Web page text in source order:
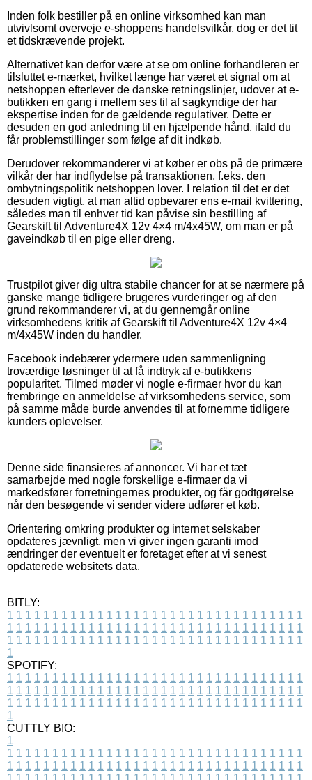
Inden folk bestiller på en online virksomhed kan man
utvivlsomt overveje e-shoppens handelsvilkår, dog er det tit
et tidskrævende projekt.
Alternativet kan derfor være at se om online forhandleren er
tilsluttet e-mærket, hvilket længe har været et signal om at
netshoppen efterlever de danske retningslinjer, udover at e-
butikken en gang i mellem ses til af sagkyndige der har
ekspertise inden for de gældende regulativer. Dette er
desuden en god anledning til en hjælpende hånd, ifald du
får problemstillinger som følge af dit indkøb.
Derudover rekommanderer vi at køber er obs på de primære
vilkår der har indflydelse på transaktionen, f.eks. den
ombytningspolitik netshoppen lover. I relation til det er det
desuden vigtigt, at man altid opbevarer ens e-mail kvittering,
således man til enhver tid kan påvise sin bestilling af
Gearskift til Adventure4X 12v 4×4 m/4x45W, om man er på
gaveindkøb til en pige eller dreng.
Trustpilot giver dig ultra stabile chancer for at se nærmere på
ganske mange tidligere brugeres vurderinger og af den
grund rekommanderer vi, at du gennemgår online
virksomhedens kritik af Gearskift til Adventure4X 12v 4×4
m/4x45W inden du handler.
Facebook indebærer ydermere uden sammenligning
troværdige løsninger til at få indtryk af e-butikkens
popularitet. Tilmed møder vi nogle e-firmaer hvor du kan
frembringe en anmeldelse af virksomhedens service, som
på samme måde burde anvendes til at fornemme tidligere
kunders oplevelser.
Denne side finansieres af annoncer. Vi har et tæt
samarbejde med nogle forskellige e-firmaer da vi
markedsfører forretningernes produkter, og får godtgørelse
når den besøgende vi sender videre udfører et køb.
Orientering omkring produkter og internet selskaber
opdateres jævnligt, men vi giver ingen garanti imod
ændringer der eventuelt er foretaget efter at vi senest
opdaterede websitets data.
BITLY:
1 1 1 1 1 1 1 1 1 1 1 1 1 1 1 1 1 1 1 1 1 1 1 1 1 1 1 1 1 1 1 1 1
1 1 1 1 1 1 1 1 1 1 1 1 1 1 1 1 1 1 1 1 1 1 1 1 1 1 1 1 1 1 1 1 1
1 1 1 1 1 1 1 1 1 1 1 1 1 1 1 1 1 1 1 1 1 1 1 1 1 1 1 1 1 1 1 1 1
1
SPOTIFY:
1 1 1 1 1 1 1 1 1 1 1 1 1 1 1 1 1 1 1 1 1 1 1 1 1 1 1 1 1 1 1 1 1
1 1 1 1 1 1 1 1 1 1 1 1 1 1 1 1 1 1 1 1 1 1 1 1 1 1 1 1 1 1 1 1 1
1 1 1 1 1 1 1 1 1 1 1 1 1 1 1 1 1 1 1 1 1 1 1 1 1 1 1 1 1 1 1 1 1
1
CUTTLY BIO:
1
1 1 1 1 1 1 1 1 1 1 1 1 1 1 1 1 1 1 1 1 1 1 1 1 1 1 1 1 1 1 1 1 1
1 1 1 1 1 1 1 1 1 1 1 1 1 1 1 1 1 1 1 1 1 1 1 1 1 1 1 1 1 1 1 1 1